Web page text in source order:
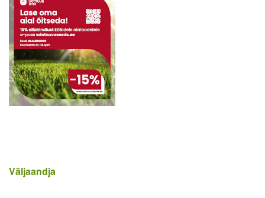
Väljaandja